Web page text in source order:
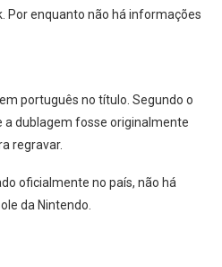
Por enquanto não há informações
português no título. Segundo o
a dublagem fosse originalmente
regravar.
oficialmente no país, não há
da Nintendo.